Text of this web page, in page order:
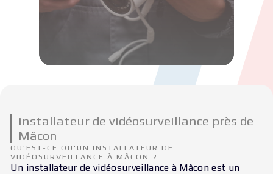
installateur de vidéosurveillance près de
Mâcon
QU'EST-CE QU'UN INSTALLATEUR DE
VIDÉOSURVEILLANCE À MÂCON ?
Un installateur de vidéosurveillance à Mâcon est un